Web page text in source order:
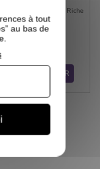
- Lait Hydratant Riche
-...
AU PANIER
à tout
au bas de